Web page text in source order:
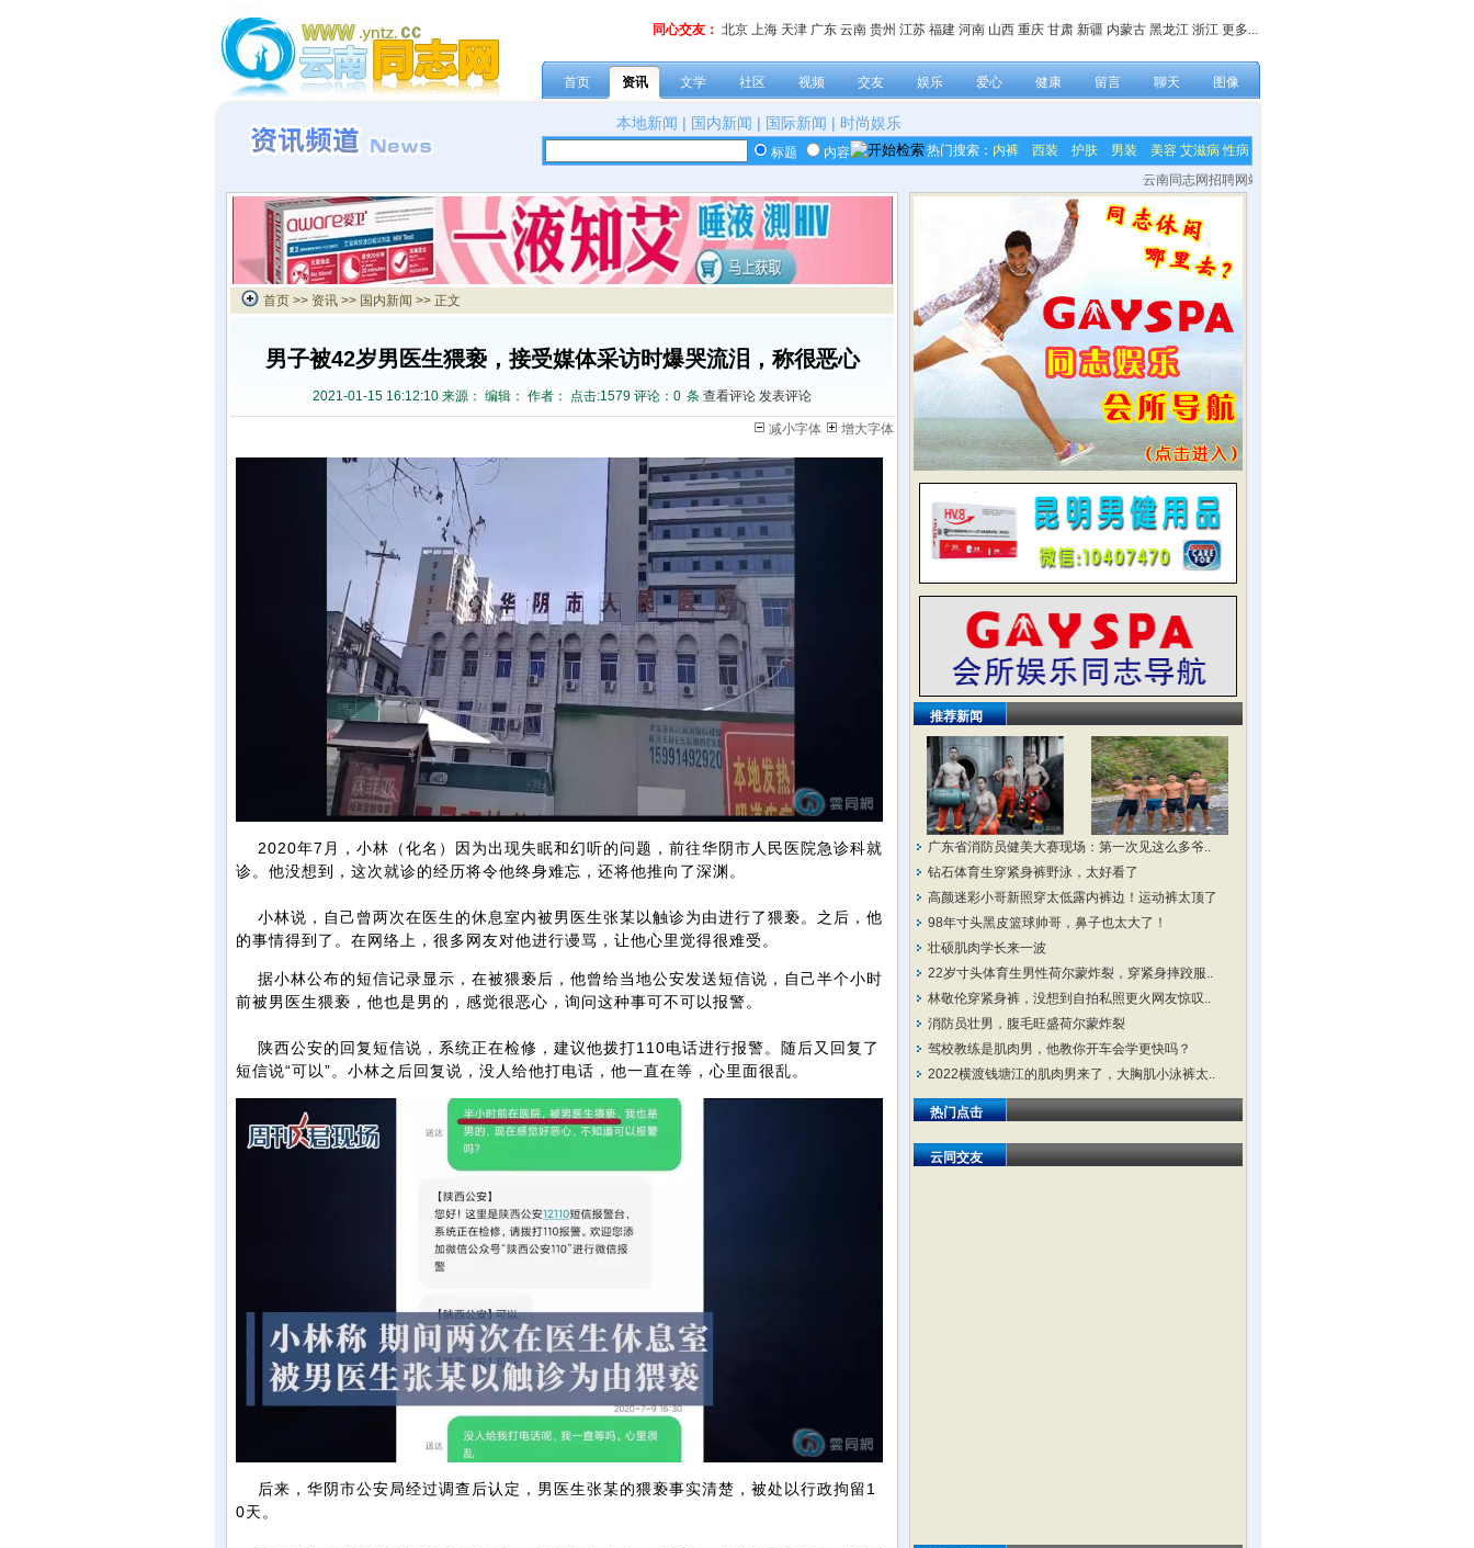
同心交友： 北京 上海 天津 广东 云南 贵州 江苏 福建 河南 山西 重庆 甘肃 新疆 内蒙古 黑龙江 浙江 更多...
首页 资讯 文学 社区 视频 交友 娱乐 爱心 健康 留言 聊天 图像
本地新闻 | 国内新闻 | 国际新闻 | 时尚娱乐
标题 内容 热门搜索： 内裤 西装 护肤 男装 美容 艾滋病 性病
云南同志网招聘网站各栏目内容编辑，网站技术及美工等
首页 >> 资讯 >> 国内新闻 >> 正文
男子被42岁男医生猥亵，接受媒体采访时爆哭流泪，称很恶心
2021-01-15 16:12:10 来源： 编辑： 作者： 点击:1579 评论： 0 条 查看评论 发表评论
减小字体 增大字体
2020年7月，小林（化名）因为出现失眠和幻听的问题，前往华阴市人民医院急诊科就
诊。他没想到，这次就诊的经历将令他终身难忘，还将他推向了深渊。
小林说，自己曾两次在医生的休息室内被男医生张某以触诊为由进行了猥亵。之后，他
的事情得到了。在网络上，很多网友对他进行谩骂，让他心里觉得很难受。
据小林公布的短信记录显示，在被猥亵后，他曾给当地公安发送短信说，自己半个小时
前被男医生猥亵，他也是男的，感觉很恶心，询问这种事可不可以报警。
陕西公安的回复短信说，系统正在检修，建议他拨打110电话进行报警。随后又回复了
短信说“可以”。小林之后回复说，没人给他打电话，他一直在等，心里面很乱。
后来，华阴市公安局经过调查后认定，男医生张某的猥亵事实清楚，被处以行政拘留1
0天。
推荐新闻
广东省消防员健美大赛现场：第一次见这么多爷..
钻石体育生穿紧身裤野泳，太好看了
高颜迷彩小哥新照穿太低露内裤边！运动裤太顶了
98年寸头黑皮篮球帅哥，鼻子也太大了！
壮硕肌肉学长来一波
22岁寸头体育生男性荷尔蒙炸裂，穿紧身摔跤服..
林敬伦穿紧身裤，没想到自拍私照更火网友惊叹..
消防员壮男，腹毛旺盛荷尔蒙炸裂
驾校教练是肌肉男，他教你开车会学更快吗？
2022横渡钱塘江的肌肉男来了，大胸肌小泳裤太..
热门点击
云同交友